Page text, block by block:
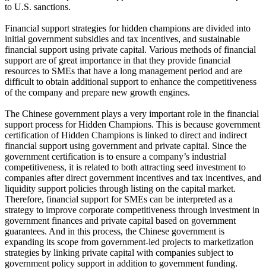
to U.S. sanctions.
Financial support strategies for hidden champions are divided into
initial government subsidies and tax incentives, and sustainable
financial support using private capital. Various methods of financial
support are of great importance in that they provide financial
resources to SMEs that have a long management period and are
difficult to obtain additional support to enhance the competitiveness
of the company and prepare new growth engines.
The Chinese government plays a very important role in the financial
support process for Hidden Champions. This is because government
certification of Hidden Champions is linked to direct and indirect
financial support using government and private capital. Since the
government certification is to ensure a company’s industrial
competitiveness, it is related to both attracting seed investment to
companies after direct government incentives and tax incentives, and
liquidity support policies through listing on the capital market.
Therefore, financial support for SMEs can be interpreted as a
strategy to improve corporate competitiveness through investment in
government finances and private capital based on government
guarantees. And in this process, the Chinese government is
expanding its scope from government-led projects to marketization
strategies by linking private capital with companies subject to
government policy support in addition to government funding.